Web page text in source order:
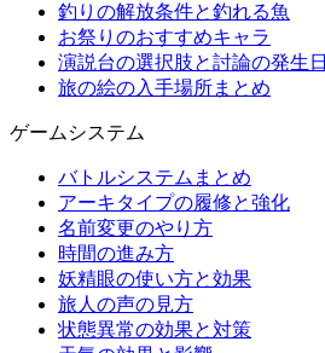
釣りの解放条件と釣れる魚
お祭りのおすすめキャラ
演説台の選択肢と討論の発生日
旅の絵の入手場所まとめ
ゲームシステム
バトルシステムまとめ
アーキタイプの履修と強化
名前変更のやり方
時間の進み方
妖精眼の使い方と効果
旅人の声の見方
状態異常の効果と対策